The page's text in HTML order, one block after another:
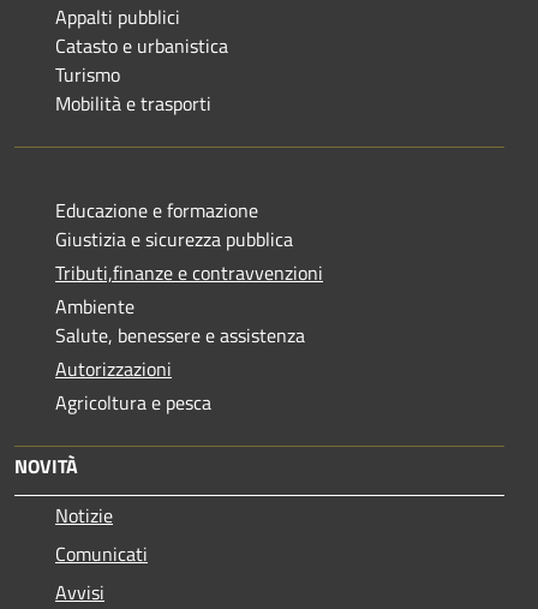
Appalti pubblici
Catasto e urbanistica
Turismo
Mobilità e trasporti
Educazione e formazione
Giustizia e sicurezza pubblica
Tributi,finanze e contravvenzioni
Ambiente
Salute, benessere e assistenza
Autorizzazioni
Agricoltura e pesca
NOVITÀ
Notizie
Comunicati
Avvisi